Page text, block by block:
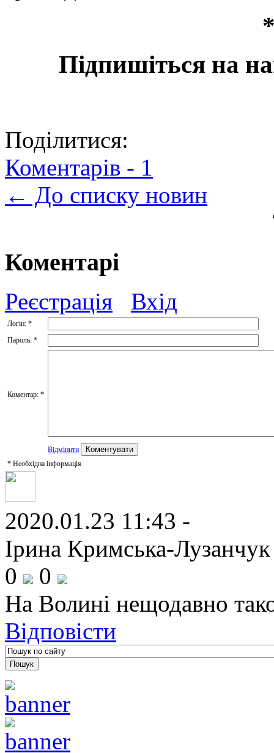
Підпишіться на
Поділитися:
Коментарів - 1
← До списку новин
Коментарі
Реєстрація Вхід
Логін: *
Пароль: *
Коментар: *
Відмінити
* Необхідна інформація
2020.01.23 11:43 -
Ірина Кримська-
0
0
На Волині нещодавно
Відповісти